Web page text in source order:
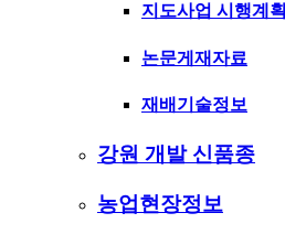
지도사업 시행계획
논문게재자료
재배기술정보
강원 개발 신품종
농업현장정보